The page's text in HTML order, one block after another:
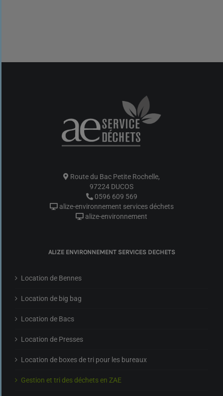
Route du Bac Petite Rochelle,
97224 DUCOS
0596 609 569
alize-environnement services déchets
alize-environnement
ALIZE ENVIRONNEMENT SERVICES DECHETS
Location de Bennes
Location de big bag
Location de Bacs
Location de Presses
Location de boxes de tri pour les bureaux
Gestion et tri des déchets en ZAE